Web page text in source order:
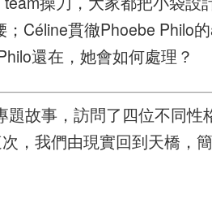
Céline貫徹Phoebe Philo的
還在，她會如何處理？
故事，訪問了四位不同性
，我們由現實回到天橋，